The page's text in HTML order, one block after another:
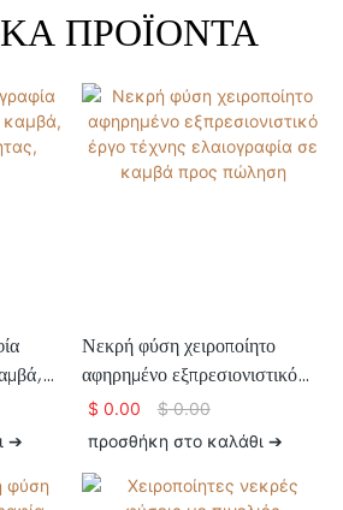
ΠΡΟΪΌΝΤΑ
➔
Νεκρή φύση χειροποίητο
αφηρημένο εξπρεσιονιστικό
έργο τέχνης ελαιογραφία σε
καμβά προς πώληση
$ 0.00 $0.00
προσθήκη στο καλάθι ➔